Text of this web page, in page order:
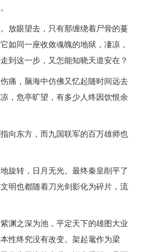
放眼望去，只有那缠绕着尸骨的蔓
如同一座收敛魂魄的地狱，凄凉，
到这一步，又怎能知晓天道安在？
痛，脑海中仿佛又忆起随时间远去
，危亭旷望，有多少人终因饮恨余
向东方，而九国联军的百万雄师也
旋转，日月无光。最终秦皇削平了
明也都随着刀光剑影化为碎片，流
渊之深为池，平定天下的雄图大业
性终究没有改变。架起鼋作为梁